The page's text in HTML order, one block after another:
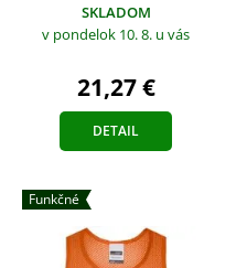
SKLADOM
v pondelok 10. 8. u vás
21,27 €
DETAIL
Funkčné